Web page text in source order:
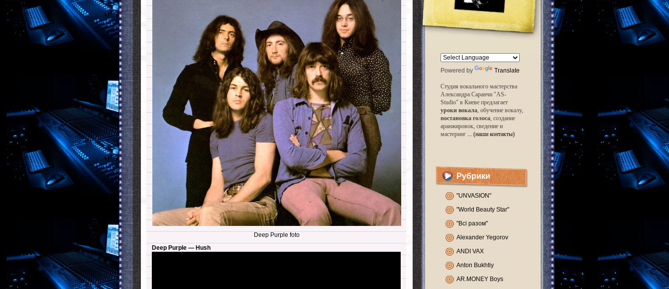
Powered by Translate
Студия вокального мастерства
Александра Саранчи "AS-
Studio" в Киеве предлагает
уроки вокала, обучение вокалу,
постановка голоса, создание
аранжировок, сведение и
мастеринг ... (наши контакты)
Рубрики
"UNVASION"
"World Beauty Star"
"Всі разом"
Alexander Yegorov
ANDI VAX
Anton Bukhtiy
AR.MONEY Boys
Deep Purple foto
Deep Purple — Hush